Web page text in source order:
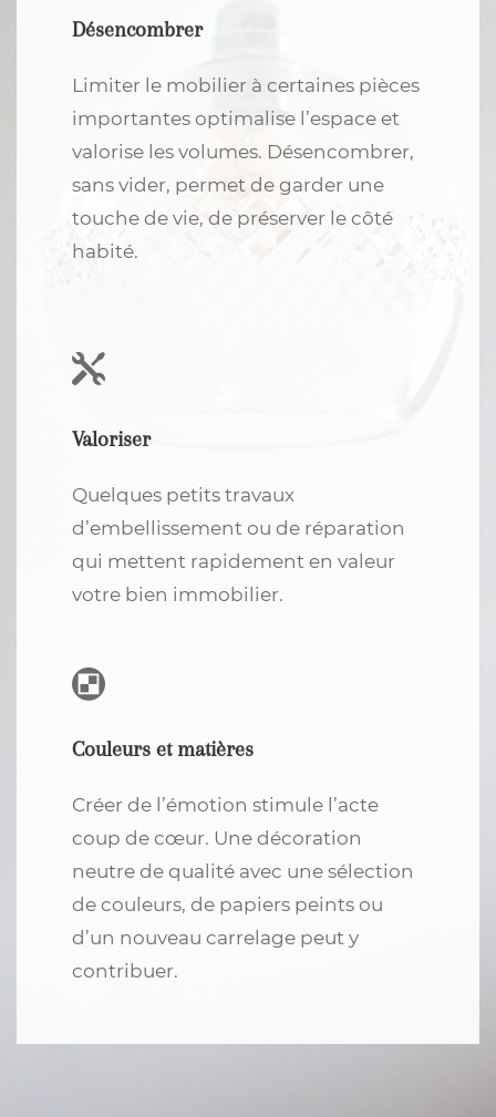
Désencombrer
Limiter le mobilier à certaines pièces
importantes optimalise l’espace et
valorise les volumes. Désencombrer,
sans vider, permet de garder une
touche de vie, de préserver le côté
habité.
Valoriser
Quelques petits travaux
d’embellissement ou de réparation
qui mettent rapidement en valeur
votre bien immobilier.
Couleurs et matières
Créer de l’émotion stimule l’acte
coup de cœur. Une décoration
neutre de qualité avec une sélection
de couleurs, de papiers peints ou
d’un nouveau carrelage peut y
contribuer.